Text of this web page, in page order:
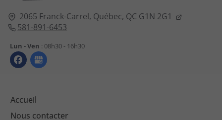
2065 Franck-Carrel, Québec, QC G1N 2G1
581-891-6453
Lun - Ven : 08h30 - 16h30
Accueil
Nous contacter